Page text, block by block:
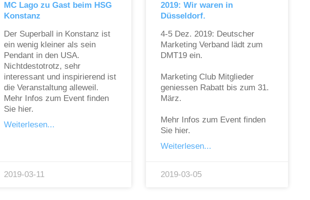
MC Lago zu Gast beim HSG
Konstanz
Der Superball in Konstanz ist
ein wenig kleiner als sein
Pendant in den USA.
Nichtdestotrotz, sehr
interessant und inspirierend ist
die Veranstaltung alleweil.
Mehr Infos zum Event finden
Sie hier.
Weiterlesen...
2019-03-11
2019: Wir waren in
Düsseldorf.
4-5 Dez. 2019: Deutscher
Marketing Verband lädt zum
DMT19 ein.
Marketing Club Mitglieder
geniessen Rabatt bis zum 31.
März.
Mehr Infos zum Event finden
Sie hier.
Weiterlesen...
2019-03-05